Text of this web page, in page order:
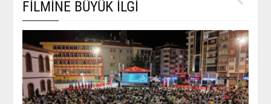
FİLMİNE BÜYÜK İLGİ